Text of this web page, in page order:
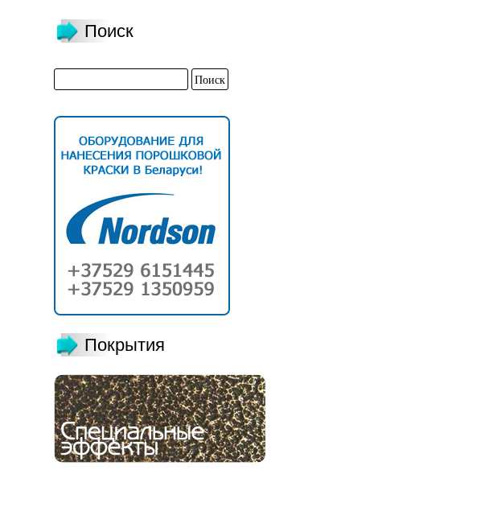
Поиск
Покрытия